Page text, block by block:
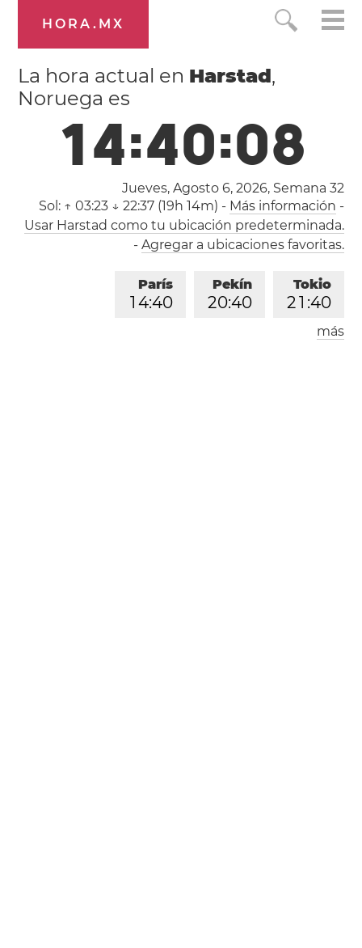
HORA.MX
La hora actual en Harstad,
Noruega es
14:40:08
Jueves, Agosto 6, 2026, Semana 32
Sol: ↑ 03:23 ↓ 22:37 (19h 14m) - Más información -
Usar Harstad como tu ubicación predeterminada.
- Agregar a ubicaciones favoritas.
Tokio
21 :40
Pekín
20:40
París
1 4:40
Londres
más